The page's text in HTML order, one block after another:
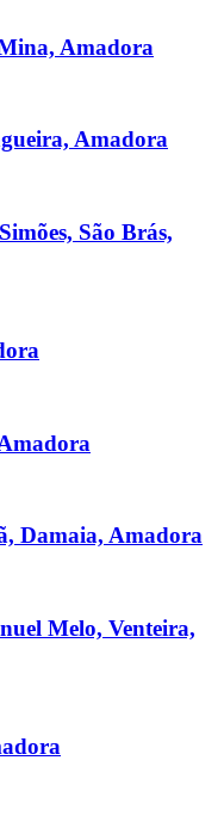
Amadora
Amadora
São Brás,
Damaia, Amadora
Melo, Venteira,